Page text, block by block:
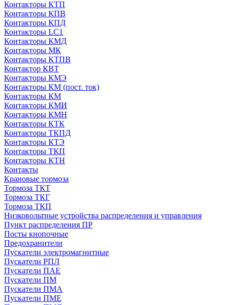
Контакторы КТП
Контакторы КПВ
Контакторы КПД
Контакторы LC1
Контакторы КМД
Контакторы МК
Контакторы КТПВ
Контактор КВТ
Контакторы КМЭ
Контакторы КМ (пост. ток)
Контакторы КМ
Контакторы КМИ
Контакторы КМН
Контакторы КТК
Контакторы ТКПД
Контакторы КТЭ
Контакторы ТКП
Контакторы КТН
Контакты
Крановые тормоза
Тормоза ТКТ
Тормоза ТКГ
Тормоза ТКП
Низковольтные устройства распределения и управления
Пункт распределения ПР
Посты кнопочные
Предохранители
Пускатели электромагнитные
Пускатели РПЛ
Пускатели ПАЕ
Пускатели ПМ
Пускатели ПМА
Пускатели ПМЕ